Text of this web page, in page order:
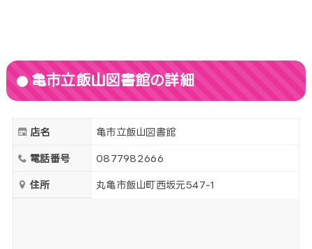
亀市立飯山図書館の詳細
店名 亀市立飯山図書館
電話番号 0877982666
住所 丸亀市飯山町西坂元547-1